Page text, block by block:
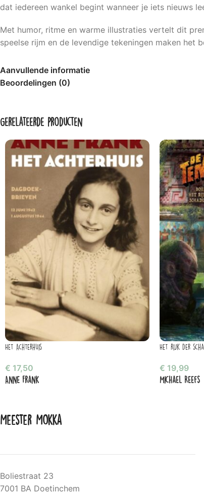
dat iedereen wankel begint wanneer je iets nieuws
Met humor, ritme en warme illustraties vertelt dit
speelse rijm en de levendige tekeningen maken het
Rachel Bright (bekend van o.a. ‘De leeuw in de
Illustrator Chris Chatterton brengt de Minidino’s tot
Aanvullende informatie
Beoordelingen (0)
Gerelateerde producten
Het Achterhuis
€ 17,50
Anne Frank
Het rijk der
€ 19,99
Michael Reefs
Meester Mokka
Boliestraat 23
7001 BA Doetinchem